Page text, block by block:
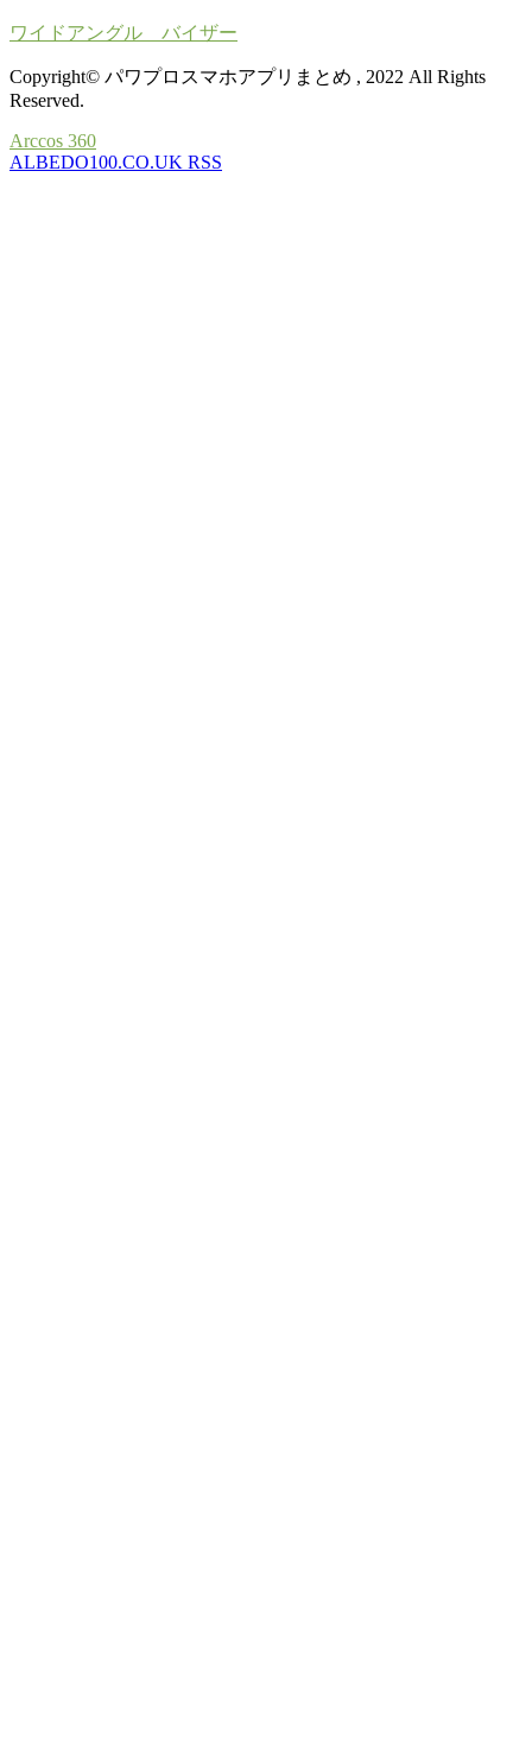
ワイドアングル バイザー
Copyright© パワプロスマホアプリまとめ , 2022 All Rights
Reserved.
Arccos 360
ALBEDO100.CO.UK RSS